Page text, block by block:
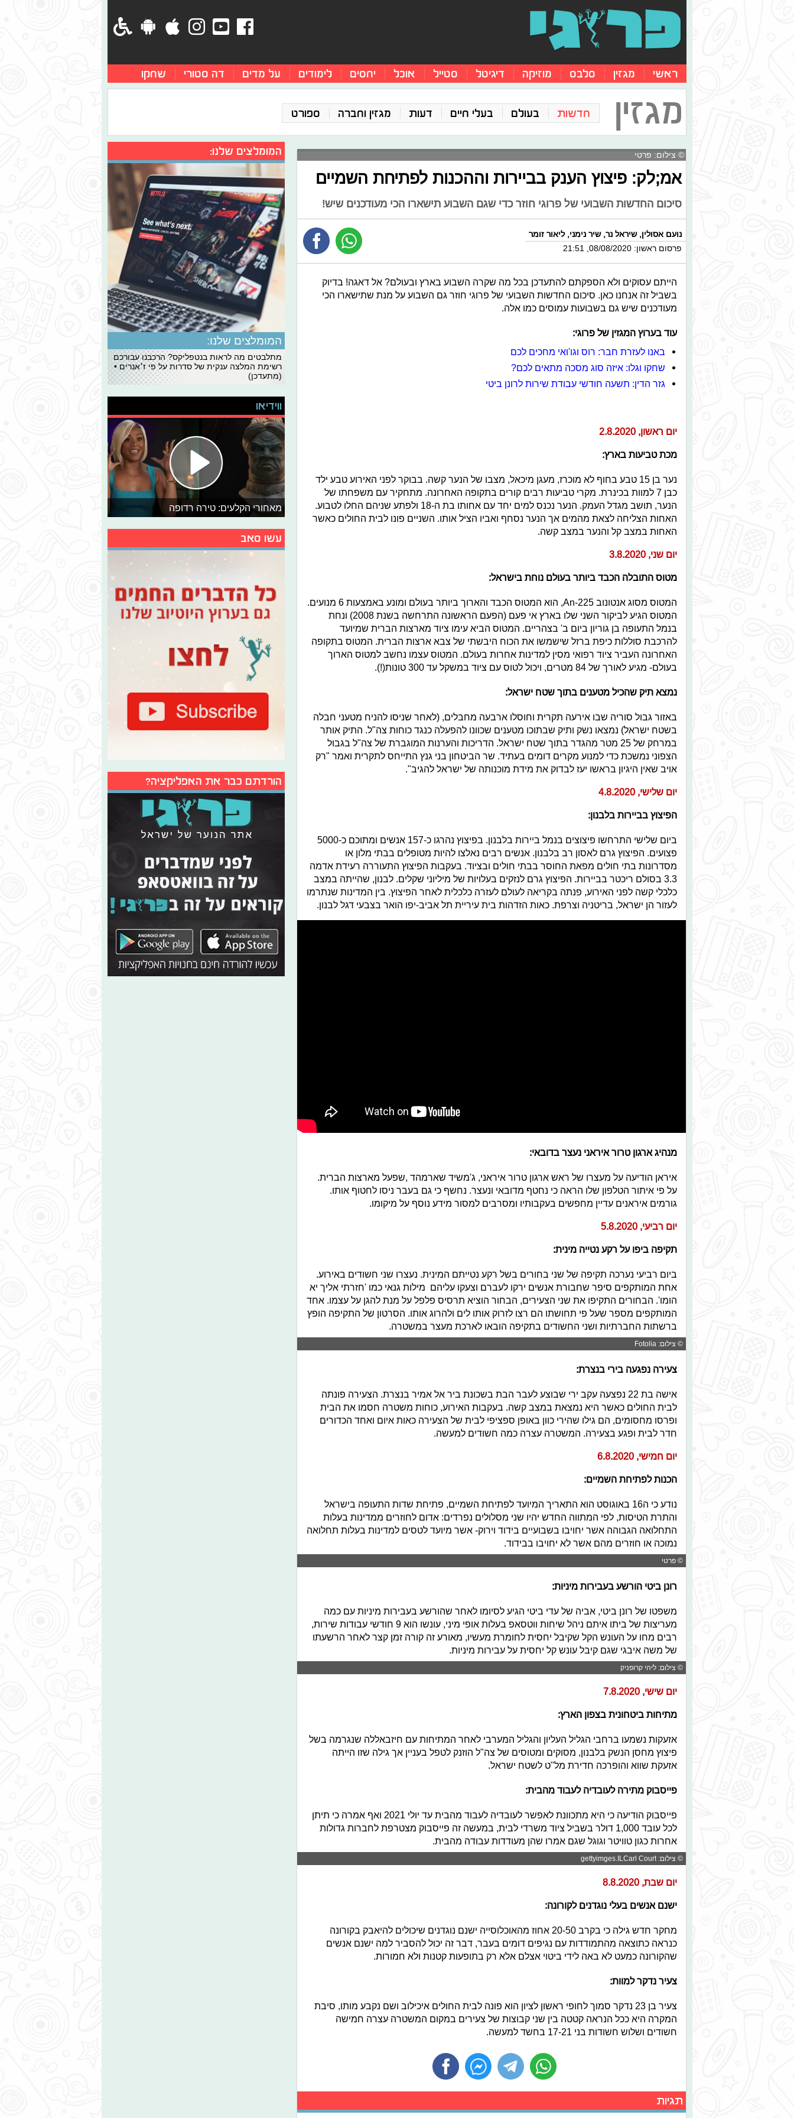
ראשי מגזין סלבס מוזיקה דיגיטל סטייל אוכל יחסים לימודים על מדים דה סטורי שחקו
מגזין חדשות בעולם בעלי חיים דעות מגזין וחברה ספורט
© צילום: פרטי
אמ;לק: פיצוץ הענק בביירות וההכנות לפתיחת השמיים
סיכום החדשות השבועי של פרוגי חוזר כדי שגם השבוע תישארו הכי מעודכנים שיש!
נועם אסולין,שיראל נר,שיר נימני,ליאור זומר
פרסום ראשון: 08/08/2020, 21:51
הייתם עסוקים ולא הספקתם להתעדכן בכל מה שקרה השבוע בארץ ובעולם? אל דאגה! בדיוק
בשביל זה אנחנו כאן. סיכום החדשות השבועי של פרוגי חוזר גם השבוע על מנת שתישארו הכי
מעודכנים שיש גם בשבועות עמוסים כמו אלה.
עוד בערוץ המגזין של פרוגי:
באנו לעזרת חבר: רוס וגו'ואי מחכים לכם
שחקו וגלו: איזה סוג מסכה מתאים לכם?
גזר הדין: תשעה חודשי עבודת שירות לרונן ביטי
יום ראשון, 2.8.2020
מכת טביעות בארץ:
נער בן 15 טבע בחוף לא מוכרז, מעגן מיכאל, מצבו של הנער קשה. בבוקר לפני האירוע טבע ילד
כבן 7 למוות בכינרת. מקרי טביעות רבים קורים בתקופה האחרונה. מתחקיר עם משפחתו של
הנער, תושב מגדל העמק. הנער נכנס למים יחד עם אחותו בת ה-18 ולפתע שניהם החלו לטבוע.
האחות הצליחה לצאת מהמים אך הנער נסחף ואביו הציל אותו. השניים פונו לבית החולים כאשר
האחות במצב קל והנער במצב קשה.
יום שני, 3.8.2020
מטוס התובלה הכבד ביותר בעולם נוחת בישראל:
המטוס מסוג אנטונוב An-225, הוא המטוס הכבד והארוך ביותר בעולם ומונע באמצעות 6 מנועים.
המטוס הגיע לביקור השני שלו בארץ אי פעם (הפעם הראשונה התרחשה בשנת 2008) ונחת
בנמל התעופה בן גוריון ביום ב' בצהריים. המטוס הביא עימו ציוד מארצות הברית שמיועד
להרכבת סוללות כיפת ברזל שישמשו את הכוח היבשתי של צבא ארצות הברית. המטוס בתקופה
האחרונה העביר ציוד רפואי מסין למדינות אחרות בעולם. המטוס עצמו נחשב למטוס הארוך
בעולם- מגיע לאורך של 84 מטרים, ויכול לטוס עם ציוד במשקל עד 300 טונות(!).
נמצא תיק שהכיל מטענים בתוך שטח ישראל:
באזור גבול סוריה שבו אירעה תקרית וחוסלו ארבעה מחבלים, (לאחר שניסו להניח מטעני חבלה
בשטח ישראל) נמצאו נשק ותיק שבתוכו מטענים שכוונו להפעלה כנגד כוחות צה"ל. התיק אותר
במרחק של 25 מטר מהגדר בתוך שטח ישראל. הדריכות והערנות המוגברת של צה"ל בגבול
הצפוני נמשכת כדי למנוע מקרים דומים בעתיד. שר הביטחון בני גנץ התייחס לתקרית ואמר "רק
אויב שאין היגיון בראשו יעז לבדוק את מידת מוכנותה של ישראל להגיב".
יום שלישי, 4.8.2020
הפיצוץ בביירות בלבנון:
ביום שלישי התרחשו פיצוצים בנמל ביירות בלבנון. בפיצוץ נהרגו כ-157 אנשים ומתוכם כ-5000
פצועים. הפיצוץ גרם לאסון רב בלבנון. אנשים רבים נאלצו להיות מטופלים בבתי מלון או
מסדרונות בתי חולים מפאת החוסר בבתי חולים ובציוד. בעקבות הפיצוץ התעוררה רעידת אדמה
3.3 בסולם ריכטר בביירות. הפיצוץ גרם לנזקים בעלויות של מיליוני שקלים. לבנון, שהייתה במצב
כלכלי קשה לפני האירוע, פנתה בקריאה לעולם לעזרה כלכלית לאחר הפיצוץ. בין המדינות שנתרמו
לעזור הן ישראל, בריטניה וצרפת. כאות הזדהות בית עיריית תל אביב-יפו הואר בצבעי דגל לבנון.
מנהיג ארגון טרור איראני נעצר בדובאי:
איראן הודיעה על מעצרו של ראש ארגון טרור איראני, ג'משיד שארמהד ,שפעל מארצות הברית.
על פי איתור הטלפון שלו הראה כי נחטף מדובאי ונעצר. נחשף כי גם בעבר ניסו לחטוף אותו.
גורמים איראנים עדיין מחפשים בעקבותיו ומסרבים למסור מידע נוסף על מיקומו.
יום רביעי, 5.8.2020
תקיפה ביפו על רקע נטייה מינית:
ביום רביעי נערכה תקיפה של שני בחורים בשל רקע נטייתם המינית. נעצרו שני חשודים באירוע.
אחת המותקפים סיפר שחבורת אנשים ירקו לעברם וצעקו עליהם מילות גנאי כמו 'חזרתי אליך יא
הומו'. הבחורים התקיפו את שני הצעירים, הבחור הוציא תרסיס פלפל על מנת להגן על עצמו. אחד
המותקפים מספר שעל פי תחושתו הם רצו לזרוק אותו לים ולהרוג אותו. הסרטון של התקיפה הופץ
ברשתות החברתיות ושני החשודים בתקיפה הובאו לארכת מעצר במשטרה.
© צילום: Fotolia
צעירה נפגעה בירי בנצרת:
אישה בת 22 נפצעה עקב ירי שבוצע לעבר הבת בשכונת ביר אל אמיר בנצרת. הצעירה פונתה
לבית החולים כאשר היא נמצאת במצב קשה. בעקבות האירוע, כוחות משטרה חסמו את הבית
ופרסו מחסומים, הם גילו שהירי כוון באופן ספציפי לבית של הצעירה כאות איום ואחד הכדורים
חדר לבית ופגע בצעירה. המשטרה עצרה כמה חשודים למעשה.
יום חמישי, 6.8.2020
הכנות לפתיחת השמיים:
נודע כי ה16 באוגוסט הוא התאריך המיועד לפתיחת השמיים, פתיחת שדות התעופה בישראל
והתרת הטיסות, לפי המתווה החדש יהיו שני מסלולים נפרדים: אדום לחוזרים ממדינות בעלות
התחלואה הגבוהה אשר יחויבו בשבועיים בידוד וירוק- אשר מיועד לטסים למדינות בעלות תחלואה
נמוכה או חוזרים מהם אשר לא יחויבו בבידוד.
© פרטי
רונן ביטי הורשע בעבירות מיניות:
משפטו של רונן ביטי, אביה של עדי ביטי הגיע לסיומו לאחר שהורשע בעבירות מיניות עם כמה
מעריצות של ביתו איתם ניהל שיחות ווטסאפ בעלות אופי מיני, עונשו הוא 9 חודשי עבודות שירות,
רבים מחו על העונש הקל שקיבל יחסית לחומרת מעשיו, מאורע זה קורה זמן קצר לאחר הרשעתו
של משה איבגי שגם קיבל עונש קל יחסית על עבירות מיניות.
© צילום: ליהי קרופניק
יום שישי, 7.8.2020
מתיחות ביטחונית בצפון הארץ:
אזעקות נשמעו ברחבי הגליל העליון והגליל המערבי לאחר המתיחות עם חיזבאללה שנגרמה בשל
פיצוץ מחסן הנשק בלבנון, מסוקים ומטוסים של צה"ל הוזנק לטפל בעניין אך גילה שזו הייתה
אזעקת שווא והופרכה חדירת מל"ט לשטח ישראל.
פייסבוק מתירה לעובדיה לעבוד מהבית:
פייסבוק הודיעה כי היא מתכוונת לאפשר לעובדיה לעבוד מהבית עד יולי 2021 ואף אמרה כי תיתן
לכל עובד 1,000 דולר בשביל ציוד משרדי לבית, במעשה זה פייסבוק מצטרפת לחברות גדולות
אחרות כגון טוויטר וגוגל שגם אמרו שהן מעודדות עבודה מהבית.
© צילום: gettyimges.ILCarl Court
יום שבת, 8.8.2020
ישנם אנשים בעלי נוגדנים לקורונה:
מחקר חדש גילה כי בקרב 20-50 אחוז מהאוכלוסייה ישנם נוגדנים שיכולים להיאבק בקורונה
כנראה כתוצאה מהתמודדות עם נגיפים דומים בעבר, דבר זה יכול להסביר למה ישנם אנשים
שהקורונה כמעט לא באה לידי ביטוי אצלם אלא רק בתופעות קטנות ולא חמורות.
צעיר נדקר למוות:
צעיר בן 23 נדקר סמוך לחופי ראשון לציון הוא פונה לבית החולים איכילוב ושם נקבע מותו, סיבת
המקרה היא ככל הנראה קטטה בין שני קבוצות של צעירים במקום המשטרה עצרה חמישה
חשודים ושלוש חשודות בני 17-21 בחשד למעשה.
תגיות
המומלצים שלנו:
המומלצים שלנו:
מתלבטים מה לראות בנטפליקס? הרכבנו עבורכם
רשימת המלצה ענקית של סדרות על פי ז׳אנרים •
(מתעדכן)
ווידיאו
מאחורי הקלעים: טירה רדופה
עשו סאב
הורדתם כבר את האפליקציה?